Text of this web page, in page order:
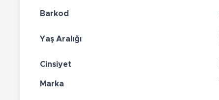
Barkod
Yaş Aralığı
Cinsiyet
Marka